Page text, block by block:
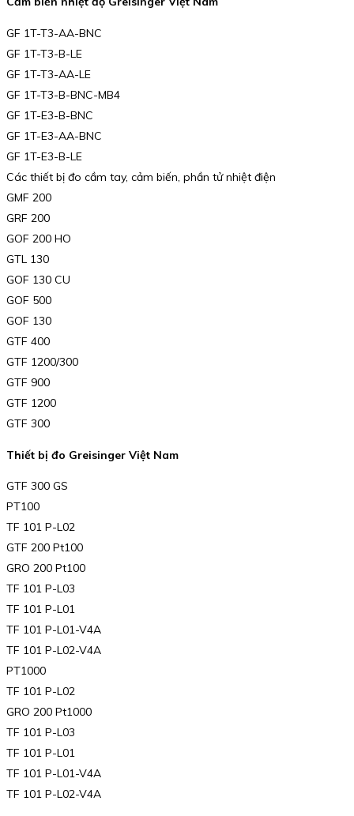
GF 1T-T3-AA-BNC
GF 1T-T3-B-LE
GF 1T-T3-AA-LE
GF 1T-T3-B-BNC-MB4
GF 1T-E3-B-BNC
GF 1T-E3-AA-BNC
GF 1T-E3-B-LE
Các thiết bị đo cầm tay, cảm biến, phần tử nhiệt điện
GMF 200
GRF 200
GOF 200 HO
GTL 130
GOF 130 CU
GOF 500
GOF 130
GTF 400
GTF 1200/300
GTF 900
GTF 1200
GTF 300
Thiết bị đo Greisinger Việt Nam
GTF 300 GS
PT100
TF 101 P-L02
GTF 200 Pt100
GRO 200 Pt100
TF 101 P-L03
TF 101 P-L01
TF 101 P-L01-V4A
TF 101 P-L02-V4A
PT1000
TF 101 P-L02
GRO 200 Pt1000
TF 101 P-L03
TF 101 P-L01
TF 101 P-L01-V4A
TF 101 P-L02-V4A